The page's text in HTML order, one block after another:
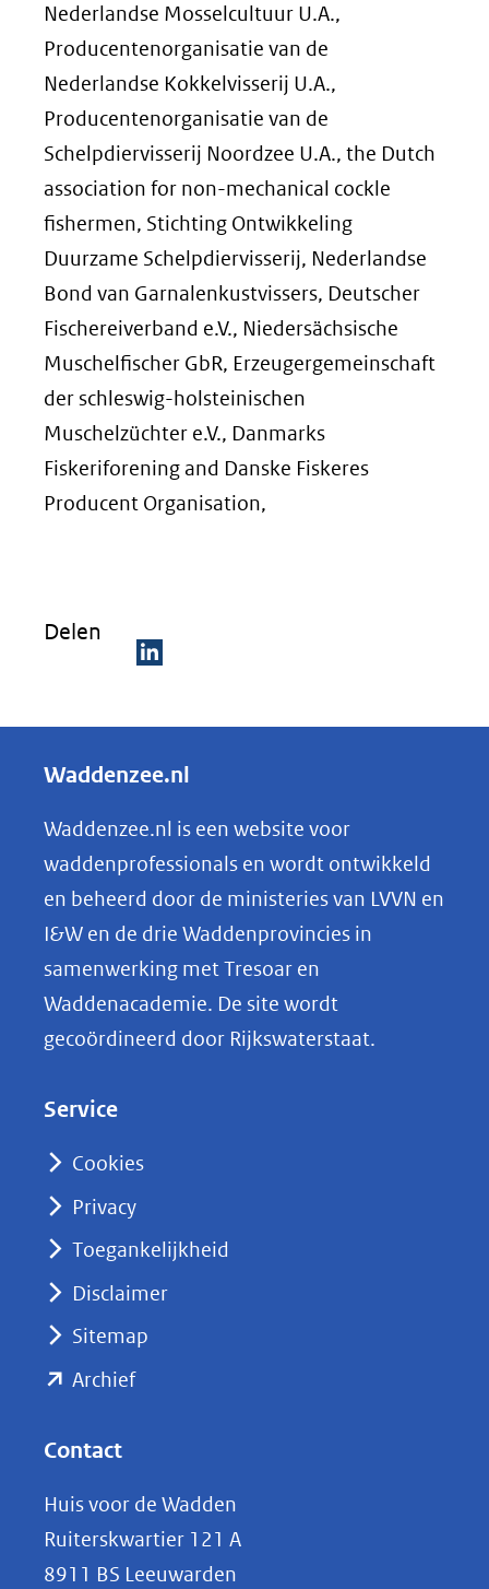
Nederlandse Mosselcultuur U.A.,
Producentenorganisatie van de
Nederlandse Kokkelvisserij U.A.,
Producentenorganisatie van de
Schelpdiervisserij Noordzee U.A., the Dutch
association for non-mechanical cockle
fishermen, Stichting Ontwikkeling
Duurzame Schelpdiervisserij, Nederlandse
Bond van Garnalenkustvissers, Deutscher
Fischereiverband e.V., Niedersächsische
Muschelfischer GbR, Erzeugergemeinschaft
der schleswig-holsteinischen
Muschelzüchter e.V., Danmarks
Fiskeriforening and Danske Fiskeres
Producent Organisation,
Delen
e
e
n
o
p
k
e
nieuw
naar
Waddenzee.nl
Waddenzee.nl is een website voor
waddenprofessionals en wordt ontwikkeld
en beheerd door de ministeries van LVVN en
I&W en de drie Waddenprovincies in
samenwerking met Tresoar en
Waddenacademie. De site wordt
gecoördineerd door Rijkswaterstaat.
Service
Cookies
Privacy
Toegankelijkheid
Disclaimer
Sitemap
Archief(opent
(verwijst
naar
Contact
Huis voor de Wadden
Ruiterskwartier 121 A
8911 BS Leeuwarden